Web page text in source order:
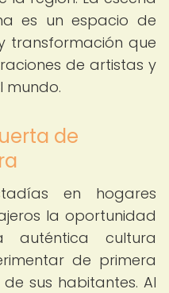
es un espacio de
transformación que
de artistas y
mundo.
de
en hogares
la oportunidad
auténtica cultura
de primera
sus habitantes. Al